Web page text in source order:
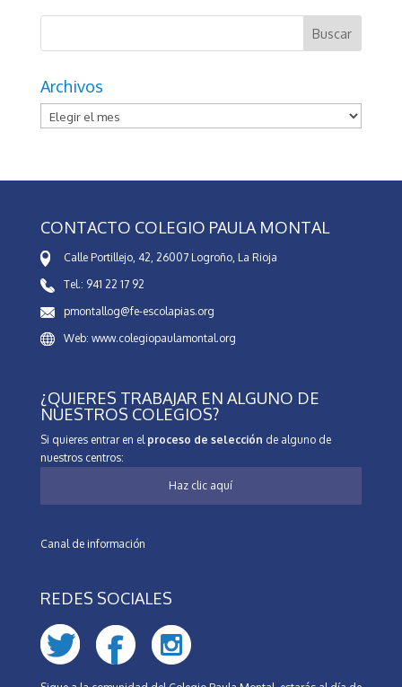
Archivos
Archivos
CONTACTO COLEGIO PAULA MONTAL
Calle Portillejo, 42, 26007 Logroño, La Rioja
Tel.: 941 22 17 92
pmontallog@fe-escolapias.org
Web: www.colegiopaulamontal.org
¿QUIERES TRABAJAR EN ALGUNO DE
NUESTROS COLEGIOS?
Si quieres entrar en el proceso de selección de alguno de
nuestros centros:
Haz clic aquí
Canal de información
REDES SOCIALES